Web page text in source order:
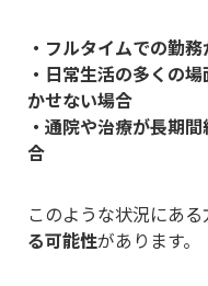
・フルタイムでの勤
・日常生活の多くの
かせない場合
・通院や治療が長期
合
このような状況にある
る可能性があります。